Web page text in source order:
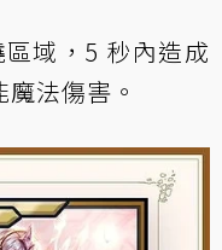
域，5 秒內造成
法傷害。